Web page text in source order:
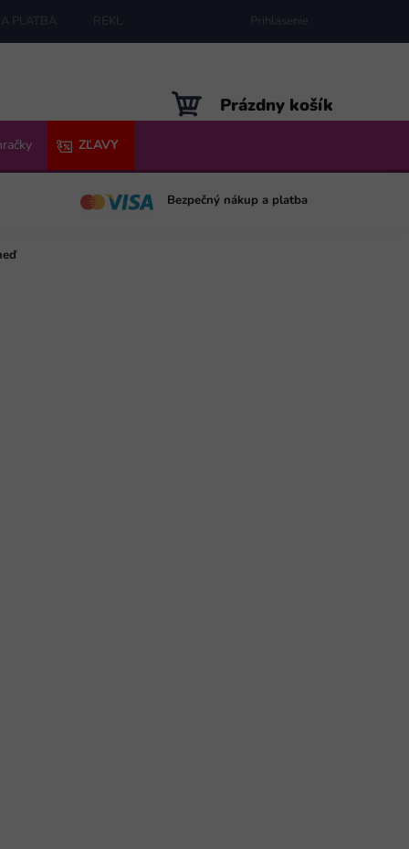
PLATBA REKLAMÁCIE MAPA SERVERU
Prihlásenie
NÁKUPNÝ
KOŠÍK
Prázdny košík
ZĽAVY
Bezpečný nákup a platba